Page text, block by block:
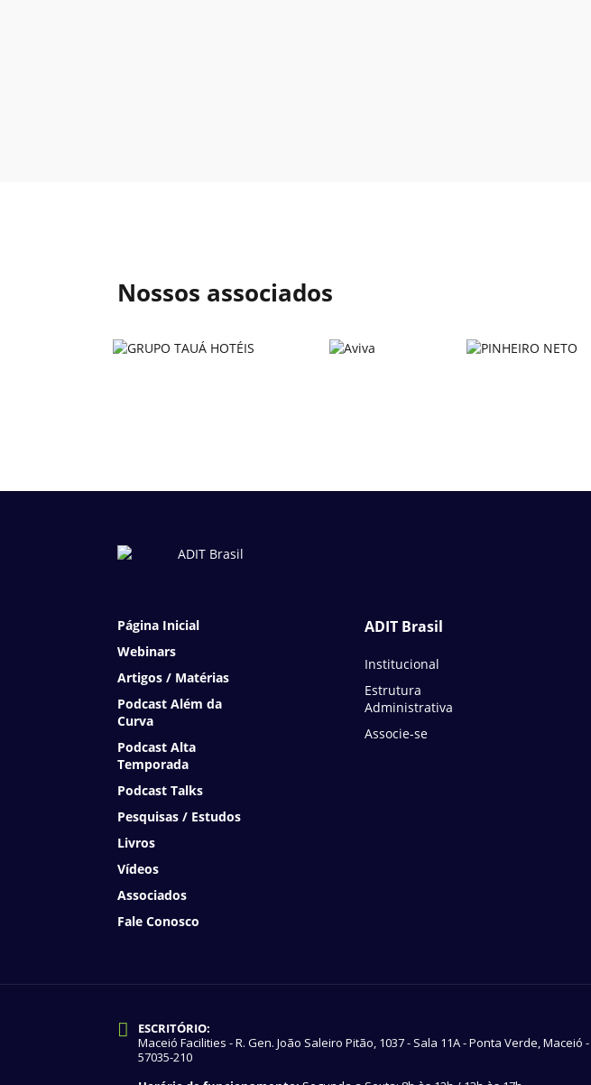
Nossos associados
Página Inicial
Webinars
Artigos / Matérias
Podcast Além da
Curva
Podcast Alta
Temporada
Podcast Talks
Pesquisas / Estudos
Livros
Vídeos
Associados
Fale Conosco
ADIT Brasil
Institucional
Estrutura
Administrativa
Associe-se
ESCRITÓRIO:
Maceió Facilities - R. Gen. João Saleiro Pitão, 1037 - Sala 11A - Ponta Verde, Maceió -
57035-210